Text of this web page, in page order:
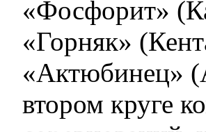
«Фосфорит»
«Горняк»
«Актюбинец»
втором круге